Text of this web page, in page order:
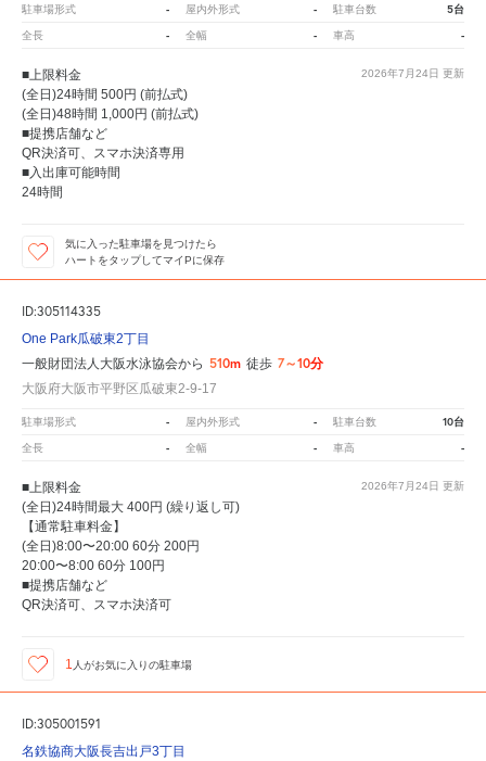
駐車場形式 - 屋内外形式 - 駐車台数 5台
全長 - 全幅 - 車高 -
2026年7月24日 更新
■上限料金
(全日)24時間 500円 (前払式)
(全日)48時間 1,000円 (前払式)
■提携店舗など
QR決済可、スマホ決済専用
■入出庫可能時間
24時間
気に入った駐車場を見つけたら
ハートをタップしてマイPに保存
ID:305114335
One Park瓜破東2丁目
一般財団法人大阪水泳協会から 510m 徒歩 7～10分
大阪府大阪市平野区瓜破東2-9-17
駐車場形式 - 屋内外形式 - 駐車台数 10台
全長 - 全幅 - 車高 -
2026年7月24日 更新
■上限料金
(全日)24時間最大 400円 (繰り返し可)
【通常駐車料金】
(全日)8:00〜20:00 60分 200円
20:00〜8:00 60分 100円
■提携店舗など
QR決済可、スマホ決済可
1 人がお気に入りの駐車場
ID:305001591
名鉄協商大阪長吉出戸3丁目